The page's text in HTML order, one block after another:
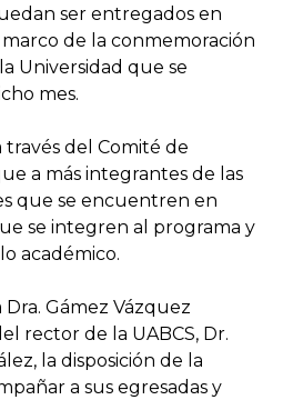
ser entregados en
de la conmemoración
Universidad que se
mes.
través del Comité de
a más integrantes de las
que se encuentren en
se integren al programa y
académico.
Gámez Vázquez
rector de la UABCS, Dr.
la disposición de la
a sus egresadas y